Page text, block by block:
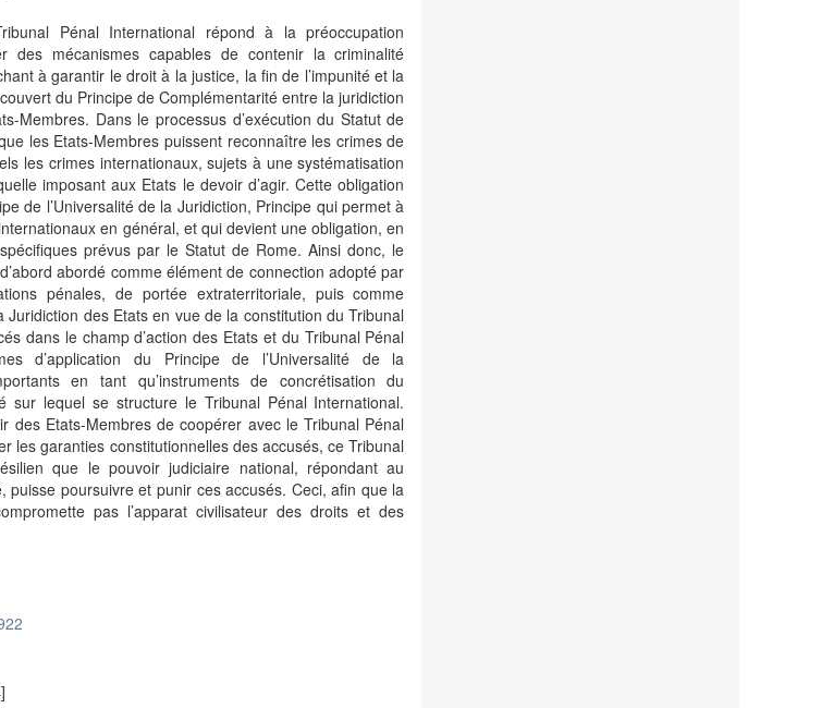
Pénal International répond à la préoccupation
des mécanismes capables de contenir la criminalité
à garantir le droit à la justice, la fin de l’impunité et la
du Principe de Complémentarité entre la juridiction
Membres. Dans le processus d’exécution du Statut de
les Etats-Membres puissent reconnaître les crimes de
les crimes internationaux, sujets à une systématisation
imposant aux Etats le devoir d’agir. Cette obligation
de l’Universalité de la Juridiction, Principe qui permet à
en général, et qui devient une obligation, en
prévus par le Statut de Rome. Ainsi donc, le
abordé comme élément de connection adopté par
pénales, de portée extraterritoriale, puis comme
Juridiction des Etats en vue de la constitution du Tribunal
dans le champ d’action des Etats et du Tribunal Pénal
d’application du Principe de l’Universalité de la
en tant qu’instruments de concrétisation du
sur lequel se structure le Tribunal Pénal International.
des Etats-Membres de coopérer avec le Tribunal Pénal
les garanties constitutionnelles des accusés, ce Tribunal
que le pouvoir judiciaire national, répondant au
puisse poursuivre et punir ces accusés. Ceci, afin que la
pas l’apparat civilisateur des droits et des